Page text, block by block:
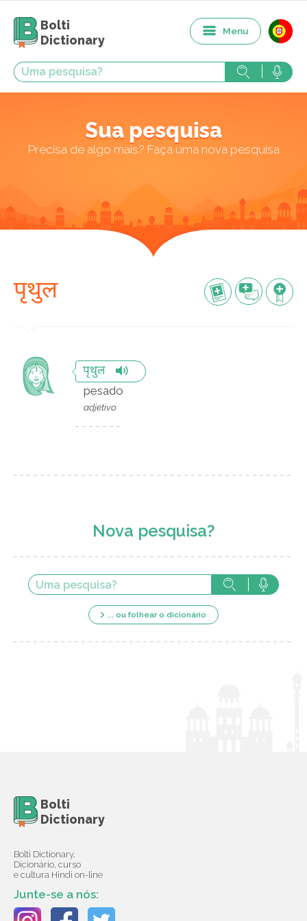
Bolti
Dictionary
Menu
Sua pesquisa
Precisa de algo mais? Faça uma nova pesquisa
पृथुल
पृथुल
pesado
adjetivo
Nova pesquisa?
... ou folhear o dicionário
Bolti
Dictionary
Bolti Dictionary,
Dicionário, curso
e cultura Hindi on-line
Junte-se a nós: